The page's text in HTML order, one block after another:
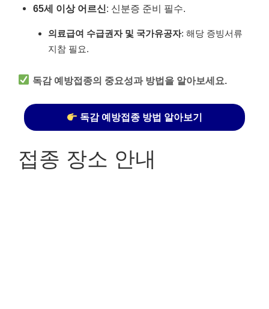
65세 이상 어르신: 신분증 준비 필수.
의료급여 수급권자 및 국가유공자: 해당 증빙서류
지참 필요.
독감 예방접종의 중요성과 방법을 알아보세요.
독감 예방접종 방법 알아보기
접종 장소 안내